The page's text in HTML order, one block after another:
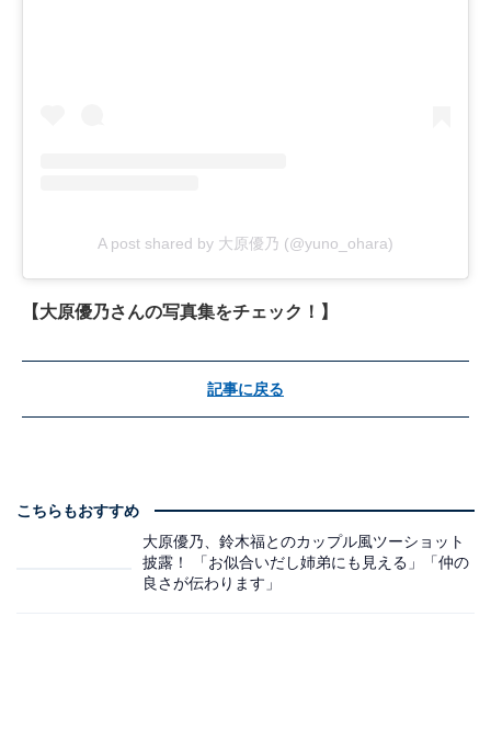
A post shared by 大原優乃 (@yuno_ohara)
【大原優乃さんの写真集をチェック！】
記事に戻る
こちらもおすすめ
大原優乃、鈴木福とのカップル風ツーショット
披露！ 「お似合いだし姉弟にも見える」「仲の
良さが伝わります」